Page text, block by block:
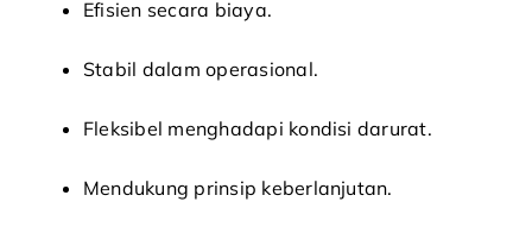
Efisien secara biaya.
Stabil dalam operasional.
Fleksibel menghadapi kondisi darurat.
Mendukung prinsip keberlanjutan.